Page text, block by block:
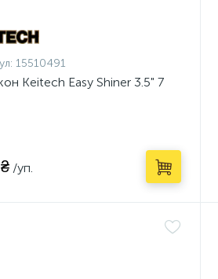
15510491
Keitech Easy Shiner 3.5" 7
/уп.